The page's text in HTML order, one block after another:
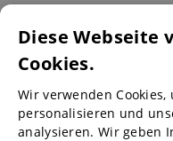
Reichweite
B2B-Marktplätze
Diese Webseite
Cookies.
Wir verwenden
personalisieren und
analysieren. Wir geben